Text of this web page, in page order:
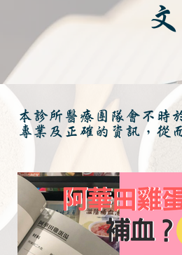
本診所醫療團隊會不時
專業及正確的資訊，從